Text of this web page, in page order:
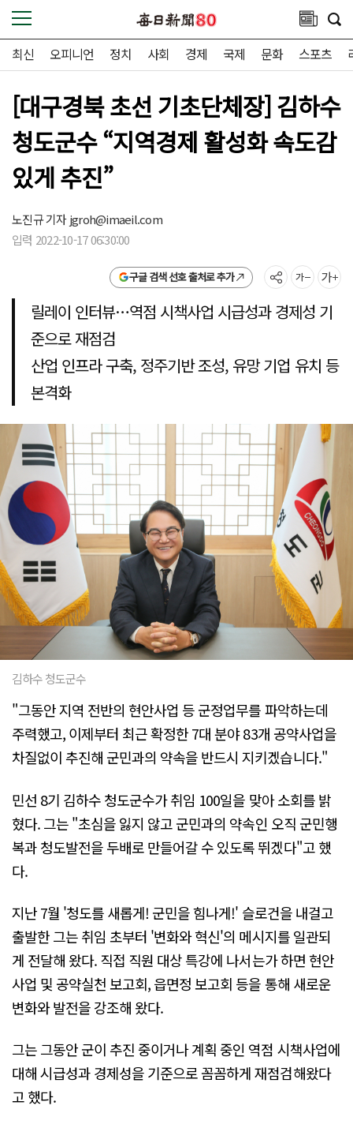
최신 오피니언 정치 사회 경제 국제 문화 스포츠
[대구경북 초선 기초단체장] 김하수
청도군수 “지역경제 활성화 속도감
있게 추진”
노진규 기자jgroh@imaeil.com
입력 2022-10-17 06:30:00
구글 검색 선호 출처로 추가
릴레이 인터뷰…역점 시책사업 시급성과 경제성 기
준으로 재점검
산업 인프라 구축, 정주기반 조성, 유망 기업 유치 등
본격화
김하수 청도군수
"그동안 지역 전반의 현안사업 등 군정업무를 파악하는데
주력했고, 이제부터 최근 확정한 7대 분야 83개 공약사업을
차질없이 추진해 군민과의 약속을 반드시 지키겠습니다."
민선 8기 김하수 청도군수가 취임 100일을 맞아 소회를 밝
혔다. 그는 "초심을 잃지 않고 군민과의 약속인 오직 군민행
복과 청도발전을 두배로 만들어갈 수 있도록 뛰겠다"고 했
다.
지난 7월 '청도를 새롭게! 군민을 힘나게!' 슬로건을 내걸고
출발한 그는 취임 초부터 '변화와 혁신'의 메시지를 일관되
게 전달해 왔다. 직접 직원 대상 특강에 나서는가 하면 현안
사업 및 공약실천 보고회, 읍면정 보고회 등을 통해 새로운
변화와 발전을 강조해 왔다.
그는 그동안 군이 추진 중이거나 계획 중인 역점 시책사업에
대해 시급성과 경제성을 기준으로 꼼꼼하게 재점검해왔다
고 했다.